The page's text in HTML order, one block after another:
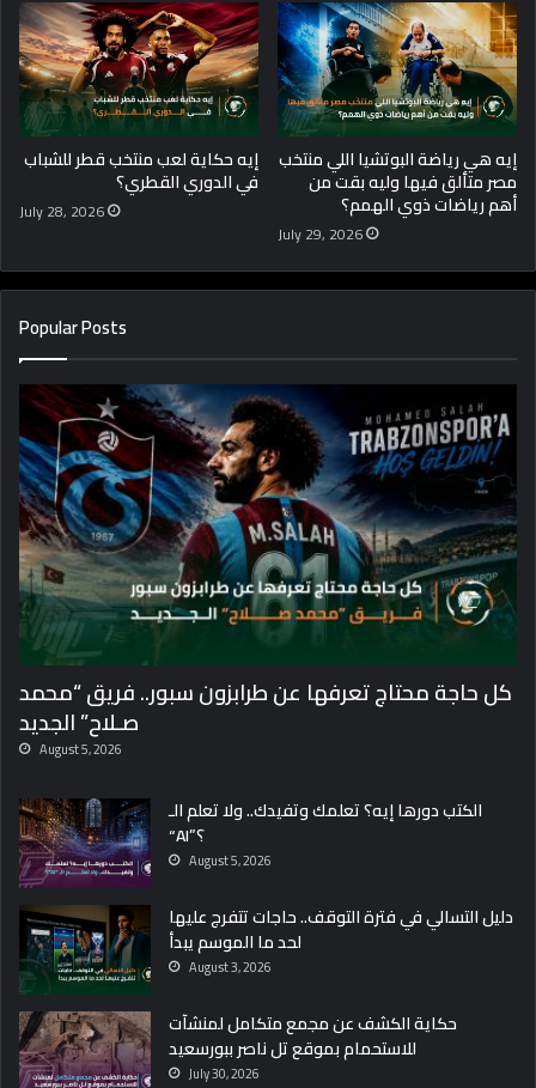
إيه هي رياضة البوتشيا اللي منتخب
مصر متألق فيها وليه بقت من
أهم رياضات ذوي الهمم؟
July 29, 2026
إيه حكاية لعب منتخب قطر للشباب
في الدوري القطري؟
July 28, 2026
Popular Posts
كل حاجة محتاج تعرفها عن طرابزون سبور.. فريق “محمد
صـلاح” الجديد
August 5, 2026
الكتب دورها إيه؟ تعلمك وتفيدك.. ولا تعلم الـ
“AI”؟
August 5, 2026
دليل التسالي في فترة التوقف.. حاجات تتفرج عليها
لحد ما الموسم يبدأ
August 3, 2026
حكاية الكشف عن مجمع متكامل لمنشآت
للاستحمام بموقع تل ناصر ببورسعيد
July 30, 2026